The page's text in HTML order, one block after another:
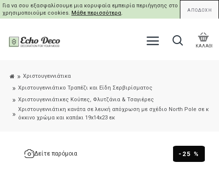
Για να σου εξασφαλίσουμε μια κορυφαία εμπειρία περιήγησης στο site μας,
χρησιμοποιούμε cookies. Μάθε περισσότερα. ΑΠΟΔΟΧΗ
ΚΑΛΑΘΙ
Χριστουγεννιάτικα
Χριστουγεννιάτικο Τραπέζι και Είδη Σερβιρίσματος
Χριστουγεννιάτικες Κούπες, Φλυτζάνια & Τσαγιέρες
Χριστουγεννιάτικη κανάτα σε λευκή απόχρωση με σχέδιο North Pole σε κ
όκκινο χρώμα και καπάκι 19x14x23 εκ
-25 %
Δείτε παρόμοια